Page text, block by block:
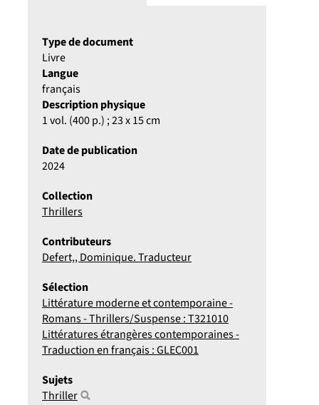
Type de document
Livre
Langue
français
Description physique
1 vol. (400 p.) ; 23 x 15 cm
Date de publication
2024
Collection
Thrillers
Contributeurs
Defert,, Dominique. Traducteur
Sélection
Littérature moderne et contemporaine -
Romans - Thrillers/Suspense : T321010
Littératures étrangères contemporaines -
Traduction en français : GLEC001
Sujets
Thriller